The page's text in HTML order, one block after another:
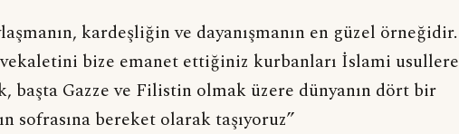
kardeşliğin ve dayanışmanın en güzel örneğidir.
bize emanet ettiğiniz kurbanları İslami usullere
başta Gazze ve Filistin olmak üzere dünyanın dört bir
sofrasına bereket olarak taşıyoruz”